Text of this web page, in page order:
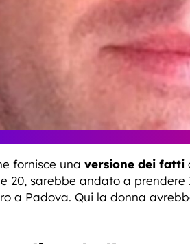
fornisce una versione dei fatti
20, sarebbe andato a
a Padova. Qui la donna